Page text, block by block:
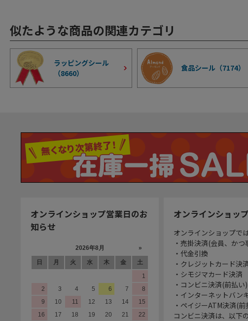
似たような商品の関連カテゴリ
ラッピングシール
（8660）
食品シール（7174）
オンラインショップ営業日のお
知らせ
オンラインショッ
オンラインショップで
・売掛決済(会員、か
・代金引換
・クレジットカード決
・シモジマカード決済
・コンビニ決済(前払い)
・インターネットバン
・ペイジーATM決済(前
コンビニ決済は、以下